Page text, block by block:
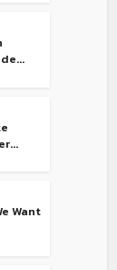
Want